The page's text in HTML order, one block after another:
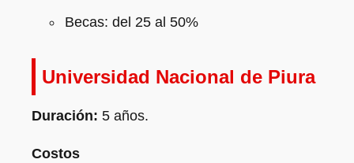
Becas: del 25 al 50%
Universidad Nacional de Piura
Duración: 5 años.
Costos